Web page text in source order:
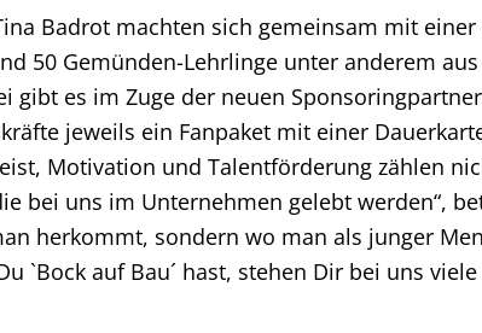
Badrot machten sich gemeinsam mit
50 Gemünden-Lehrlinge unter anderem
gibt es im Zuge der neuen
jeweils ein Fanpaket mit einer
Motivation und Talentförderung zählen
bei uns im Unternehmen gelebt werden“,
herkommt, sondern wo man als junger
`Bock auf Bau´ hast, stehen Dir bei uns